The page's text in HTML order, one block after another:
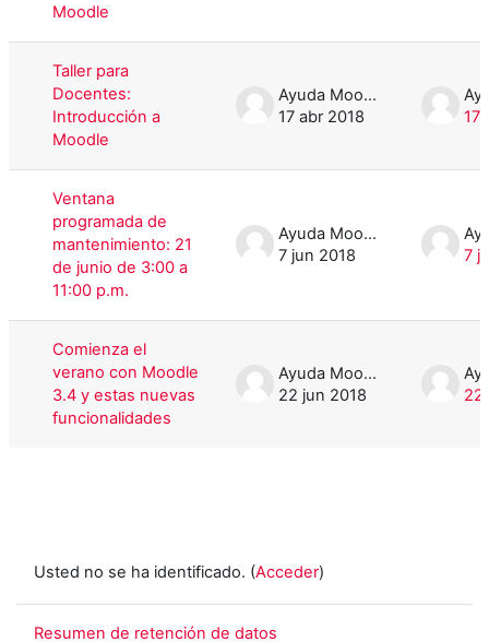
Moodle
Taller para
Docentes:
Introducción a
Moodle
Ayuda Moodle
17 abr 2018
17
Ventana
programada de
mantenimiento: 21
de junio de 3:00 a
11:00 p.m.
Ayuda Moodle
7 jun 2018
7
Comienza el
verano con Moodle
3.4 y estas nuevas
funcionalidades
Ayuda Moodle
22 jun 2018
22
Usted no se ha identificado. (Acceder)
Resumen de retención de datos